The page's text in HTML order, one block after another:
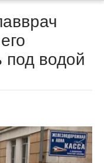
под водой